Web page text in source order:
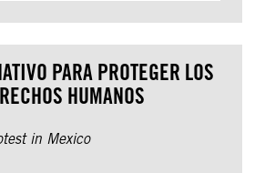
PARA PROTEGER LOS
HUMANOS